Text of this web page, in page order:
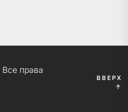
Все права
ВВЕРХ
↑